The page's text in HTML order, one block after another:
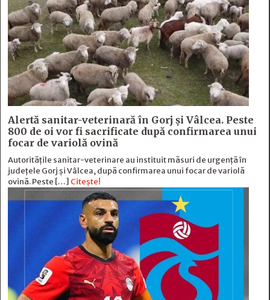
Alertă sanitar-veterinară în Gorj și Vâlcea. Peste
800 de oi vor fi sacrificate după confirmarea unui
focar de variolă ovină
Autoritățile sanitar-veterinare au instituit măsuri de urgență în
județele Gorj și Vâlcea, după confirmarea unui focar de variolă
ovină. Peste […] Citește!